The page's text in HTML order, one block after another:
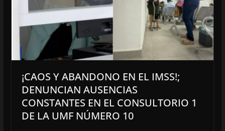
¡CAOS Y ABANDONO EN EL IMSS!;
DENUNCIAN AUSENCIAS
CONSTANTES EN EL CONSULTORIO 1
DE LA UMF NÚMERO 10